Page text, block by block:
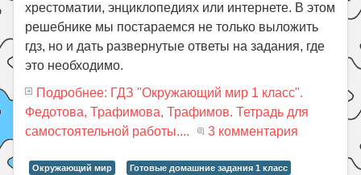
хрестоматии, энциклопедиях или интернете. В этом
решебнике мы постараемся не только выложить
гдз, но и дать развернутые ответы на задания, где
это необходимо.
Подробнее: ГДЗ "Окружающий мир 1 класс".
Федотова, Трафимова, Трафимов. Тетрадь для
самостоятельной работы....
3 комментария
Окружающий мир Готовые домашние задания 1 класс